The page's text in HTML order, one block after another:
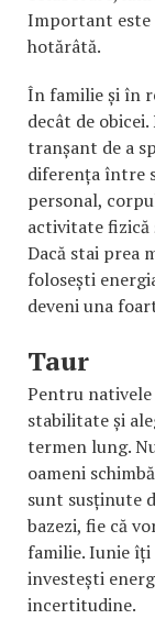
Important este
hotărâtă.
În familie și în
decât de
tranșant de a
diferența între
personal,
activitate fizică
Dacă stai prea
folosești
deveni una
Taur
Pentru nativele
stabilitate și
termen lung.
oameni
sunt susținute
bazezi, fie că
familie. Iunie îți
investești
incertitudine.